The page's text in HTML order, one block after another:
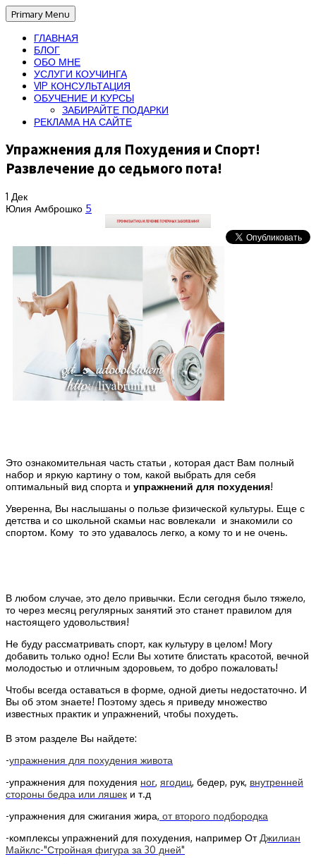
Primary Menu
ГЛАВНАЯ
БЛОГ
ОБО МНЕ
УСЛУГИ КОУЧИНГА
VIP КОНСУЛЬТАЦИЯ
ОБУЧЕНИЕ И КУРСЫ
ЗАБИРАЙТЕ ПОДАРКИ
РЕКЛАМА НА САЙТЕ
Упражнения для Похудения и Спорт!
Развлечение до седьмого пота!
1 Дек
Юлия Амброшко 5
Это ознакомительная часть статьи , которая даст Вам полный
набор и яркую картину о том, какой выбрать для себя
оптимальный вид спорта и упражнений для похудения!
Уверенна, Вы наслышаны о пользе физической культуры. Еще с
детства и со школьной скамьи нас вовлекали и знакомили со
спортом. Кому то это удавалось легко, а кому то и не очень.
В любом случае, это дело привычки. Если сегодня было тяжело,
то через месяц регулярных занятий это станет правилом для
настоящего удовольствия!
Не буду рассматривать спорт, как культуру в целом! Могу
добавить только одно! Если Вы хотите блистать красотой, вечной
молодостью и отличным здоровьем, то добро пожаловать!
Чтобы всегда оставаться в форме, одной диеты недостаточно. И
Вы об этом знаете! Поэтому здесь я приведу множество
известных практик и упражнений, чтобы похудеть.
В этом разделе Вы найдете:
-упражнения для похудения живота
-упражнения для похудения ног, ягодиц, бедер, рук, внутренней
стороны бедра или ляшек и т.д
-упражнения для сжигания жира, от второго подбородка
-комплексы упражнений для похудения, например От Джилиан
Майклс-"Стройная фигура за 30 дней"